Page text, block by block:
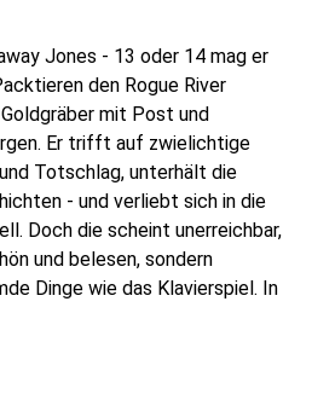
Jones - 13 oder 14 mag er
den Rogue River
mit Post und
Er trifft auf zwielichtige
Totschlag, unterhält die
- und verliebt sich in die
Doch die scheint unerreichbar,
und belesen, sondern
Dinge wie das Klavierspiel. In